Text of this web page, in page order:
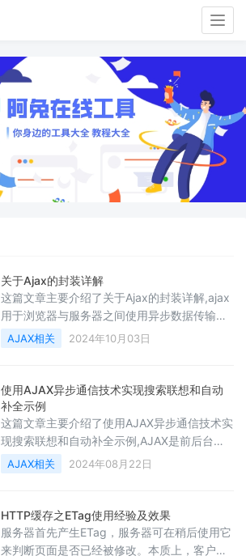
关于Ajax的封装详解
这篇文章主要介绍了关于Ajax的封装详解,ajax
用于浏览器与服务器之间使用异步数据传输
(HTTP&amp;nbsp;请求),做到局部请求以实现
局部刷新,本篇讲解ajax的封装,需要的朋友可以
AJAX相关 2024年10月03日
使用AJAX异步通信技术实现搜索联想和自动
补全示例
这篇文章主要介绍了使用AJAX异步通信技术实
现搜索联想和自动补全示例,AJAX是前后台交
互的能⼒&amp;nbsp;也就是我们客户端给服
务端发送消息的⼯具，以及接受响应的⼯具,需
AJAX相关 2024年08月22日
HTTP缓存之ETag使用经验及效果
服务器首先产生ETag，服务器可在稍后使用它
来判断页面是否已经被修改。本质上，客户端